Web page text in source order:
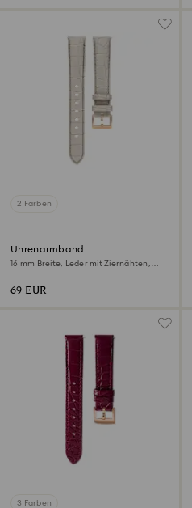
2 Farben
Uhrenarmband
16 mm Breite, Leder mit Ziernähten,
69 EUR
3 Farben